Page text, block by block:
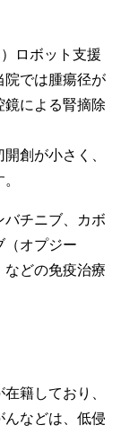
ロボット支援
院では腫瘍径が
による腎摘除
創が小さく、
チニブ、カボ
（オプジー
どの免疫治療
籍しており、
などは、低侵